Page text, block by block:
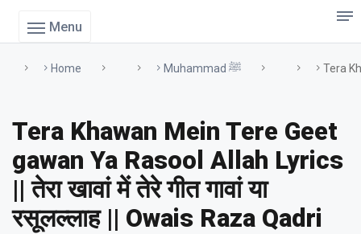
Menu
Home Muhammad ﷺ Tera
Tera Khawan Mein Tere Geet
gawan Ya Rasool Allah Lyrics
|| तेरा खावां में तेरे गीत गावां या
रसूलल्लाह || Owais Raza Qadri